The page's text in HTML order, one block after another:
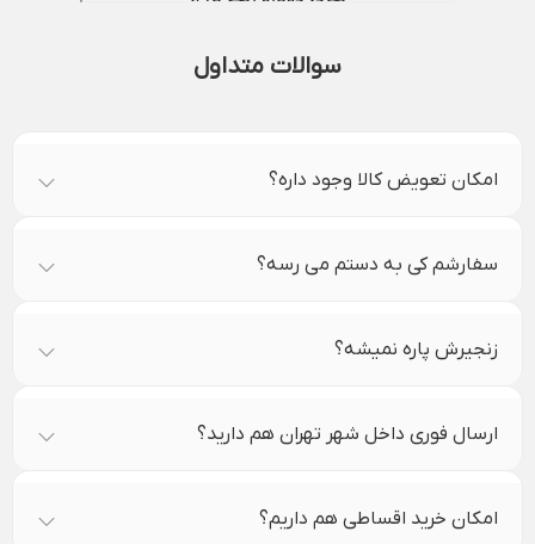
سوالات متداول
امکان تعویض کالا وجود داره؟
سفارشم کی به دستم می رسه؟
زنجیرش پاره نمیشه؟
ارسال فوری داخل شهر تهران هم دارید؟
امکان خرید اقساطی هم داریم؟